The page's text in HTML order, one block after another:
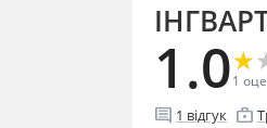
1.0★
★
1
comment 1 відгук enterprise